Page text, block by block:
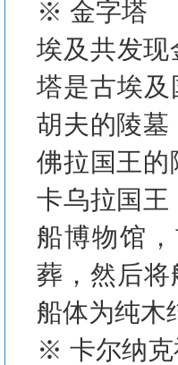
※ 金字塔
埃及共发
塔是古埃
胡夫的陵墓
佛拉国王的
卡乌拉国王
船博物馆
葬，然后
船体为纯木
※ 卡尔纳克